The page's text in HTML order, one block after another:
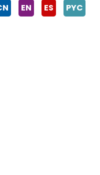
EN ES PYC